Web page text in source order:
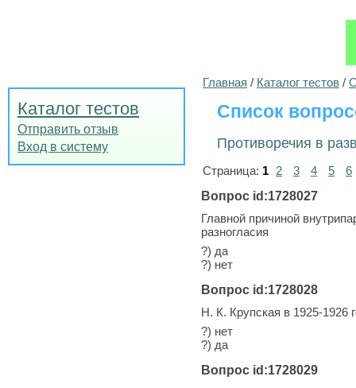
Каталог тестов
Отправить отзыв
Вход в систему
Главная / Каталог тестов /
Список
Противоречия в
Страница: 1 2 3 4 5
6
Вопрос id:1728027
Главной причиной
разногласия
?) да
?) нет
Вопрос id:1728028
Н. К. Крупская в 1925-1926
?) нет
?) да
Вопрос id:1728029